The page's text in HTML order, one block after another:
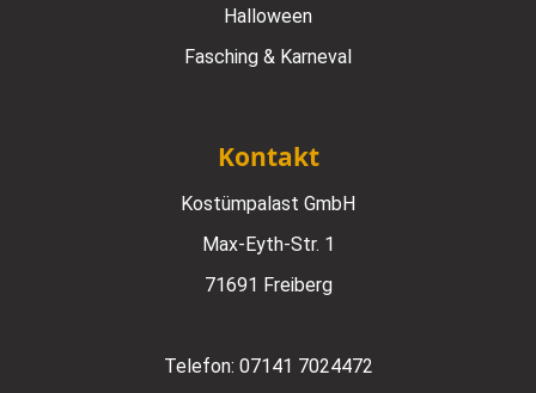
Halloween
Fasching & Karneval
Kontakt
Kostümpalast GmbH
Max-Eyth-Str. 1
71691 Freiberg
Telefon: 07141 7024472